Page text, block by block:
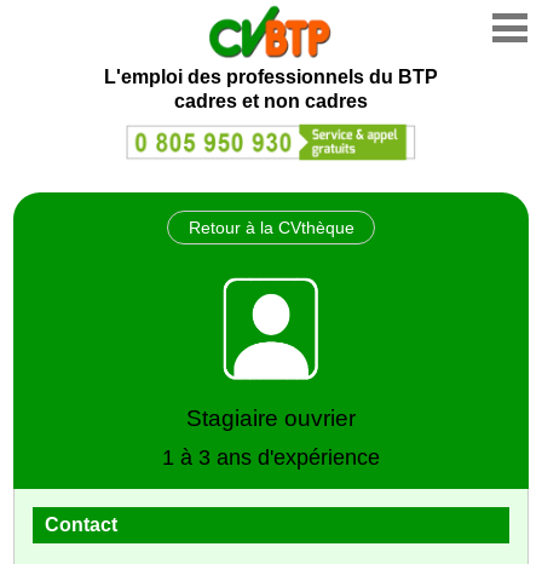
L'emploi des professionnels du BTP
cadres et non cadres
Retour à la CVthèque
Stagiaire ouvrier
1 à 3 ans d'expérience
Contact